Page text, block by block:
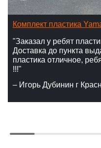
Комплект пластика
"Заказал у ребят
Доставка до пункта
пластика отличное,
!!!"
– Игорь Дубинин г